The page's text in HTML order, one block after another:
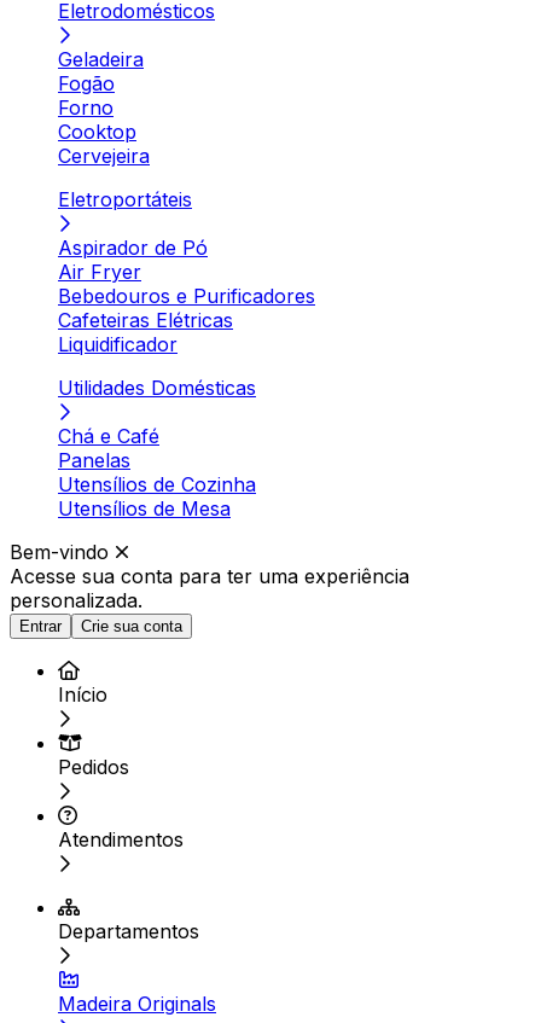
Eletrodomésticos
Geladeira
Fogão
Forno
Cooktop
Cervejeira
Eletroportáteis
Aspirador de Pó
Air Fryer
Bebedouros e Purificadores
Cafeteiras Elétricas
Liquidificador
Utilidades Domésticas
Chá e Café
Panelas
Utensílios de Cozinha
Utensílios de Mesa
Bem-vindo
Acesse sua conta para ter uma experiência
personalizada.
Entrar Crie sua conta
Início
Pedidos
Atendimentos
Departamentos
Madeira Originals